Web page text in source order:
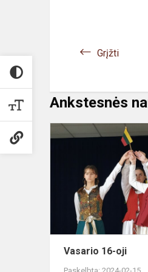
Grįžti
Ankstesnės
Vasario 16-oji